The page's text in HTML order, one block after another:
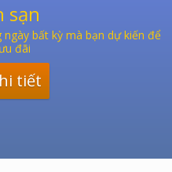
sạn
bất kỳ mà bạn dự kiến để
đãi
tiết